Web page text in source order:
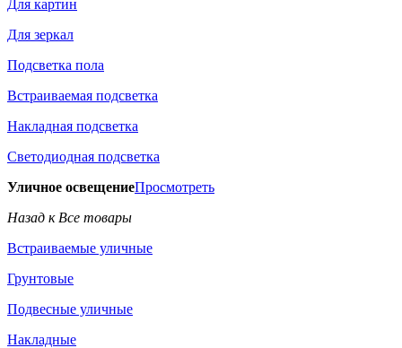
Для картин
Для зеркал
Подсветка пола
Встраиваемая подсветка
Накладная подсветка
Светодиодная подсветка
Уличное освещениеПросмотреть
Назад к Все товары
Встраиваемые уличные
Грунтовые
Подвесные уличные
Накладные